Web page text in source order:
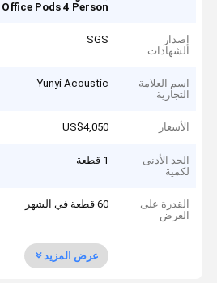
Pods 4 Person
إصدار
الشهادات
SGS
اسم العلامة
التجارية
Yunyi Acoustic
الأسعار US$4,050
الحد الأدنى
لكمية
1 قطعة
القدرة على
العرض
60 قطعة في الشهر
عرض المزيد